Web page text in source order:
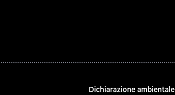
Dichiarazione ambientale